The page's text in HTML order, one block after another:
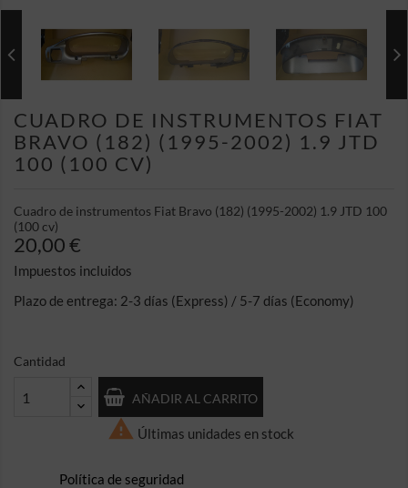
CUADRO DE INSTRUMENTOS FIAT
BRAVO (182) (1995-2002) 1.9 JTD
100 (100 CV)
Cuadro de instrumentos Fiat Bravo (182) (1995-2002) 1.9 JTD 100
(100 cv)
20,00 €
Impuestos incluidos
Plazo de entrega: 2-3 días (Express) / 5-7 días (Economy)
Cantidad
AÑADIR AL CARRITO
 Últimas unidades en stock
Política de seguridad